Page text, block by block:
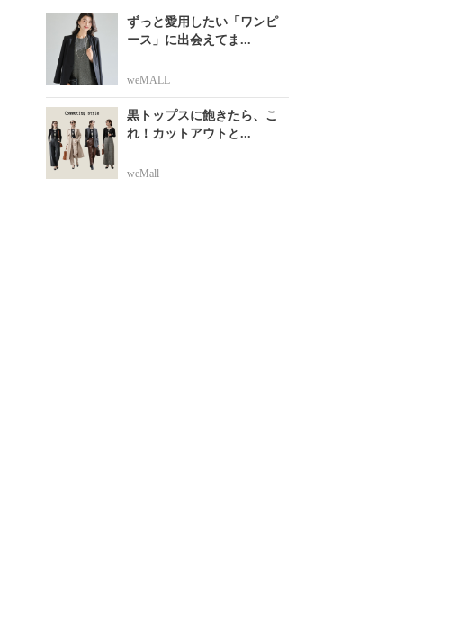
ずっと愛用したい「ワンピ
ース」に出会えてま...
weMALL
黒トップスに飽きたら、こ
れ！カットアウトと...
weMall